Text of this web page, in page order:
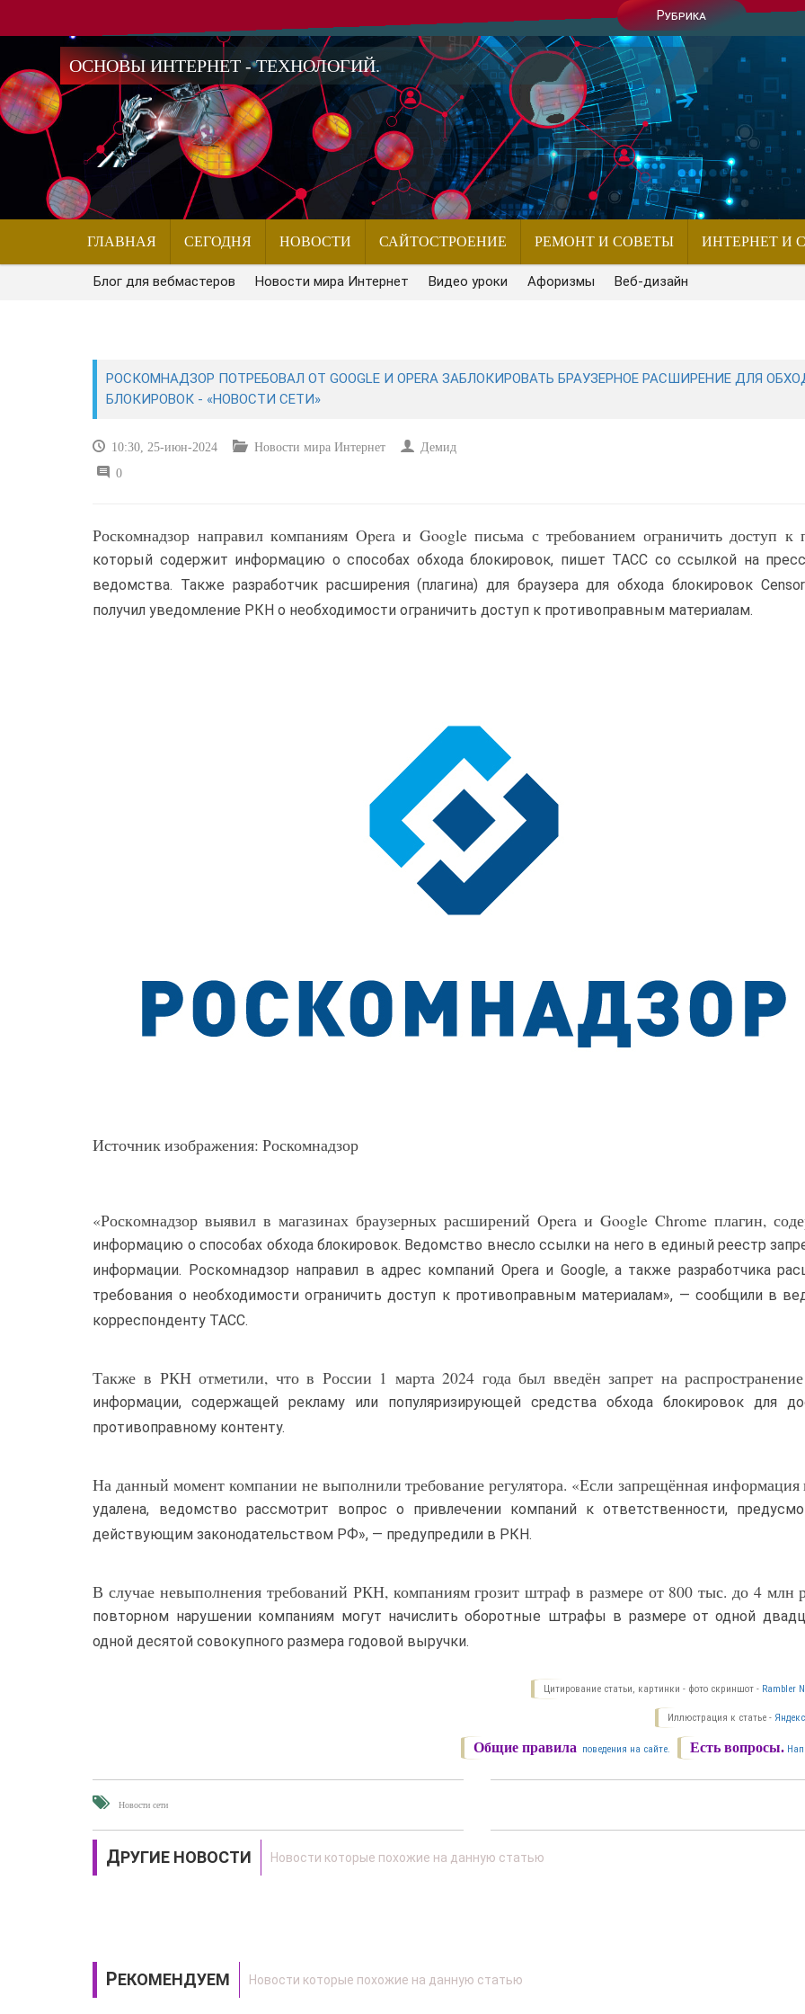
Рубрика
ОСНОВЫ ИНТЕРНЕТ - ТЕХНОЛОГИЙ.
ГЛАВНАЯ СЕГОДНЯ НОВОСТИ САЙТОСТРОЕНИЕ РЕМОНТ И СОВЕТЫ ИНТЕРНЕТ И
Блог для вебмастеров Новости мира Интернет Видео уроки Афоризмы Веб-дизайн
РОСКОМНАДЗОР ПОТРЕБОВАЛ ОТ GOOGLE И OPERA ЗАБЛОКИРОВАТЬ БРАУЗЕРНОЕ РАСШИРЕНИЕ ДЛЯ
БЛОКИРОВОК - «НОВОСТИ СЕТИ»
10:30, 25-июн-2024 Новости мира Интернет
Демид
0
Роскомнадзор направил компаниям Opera и Google письма с требованием ограничить доступ к
который содержит информацию о способах обхода блокировок, пишет ТАСС со ссылкой на
ведомства. Также разработчик расширения (плагина) для браузера для обхода блокировок
получил уведомление РКН о необходимости ограничить доступ к противоправным материалам.
Источник изображения: Роскомнадзор
«Роскомнадзор выявил в магазинах браузерных расширений Opera и Google Chrome плагин,
информацию о способах обхода блокировок. Ведомство внесло ссылки на него в единый реестр
информации. Роскомнадзор направил в адрес компаний Opera и Google, а также разработчика
требования о необходимости ограничить доступ к противоправным материалам», — сообщили в
корреспонденту ТАСС.
Также в РКН отметили, что в России 1 марта 2024 года был введён запрет на
информации, содержащей рекламу или популяризирующей средства обхода блокировок для
противоправному контенту.
На данный момент компании не выполнили требование регулятора. «Если запрещённая информация
удалена, ведомство рассмотрит вопрос о привлечении компаний к ответственности,
действующим законодательством РФ», — предупредили в РКН.
В случае невыполнения требований РКН, компаниям грозит штраф в размере от 800 тыс. до 4 млн
повторном нарушении компаниям могут начислить оборотные штрафы в размере от одной
одной десятой совокупного размера годовой выручки.
Цитирование статьи, картинки - фото скриншот - Rambler
Иллюстрация к статье -
Есть вопросы.
Общие правила поведения на сайте.
Новости сети
ДРУГИЕ НОВОСТИ
РЕКОМЕНДУЕМ